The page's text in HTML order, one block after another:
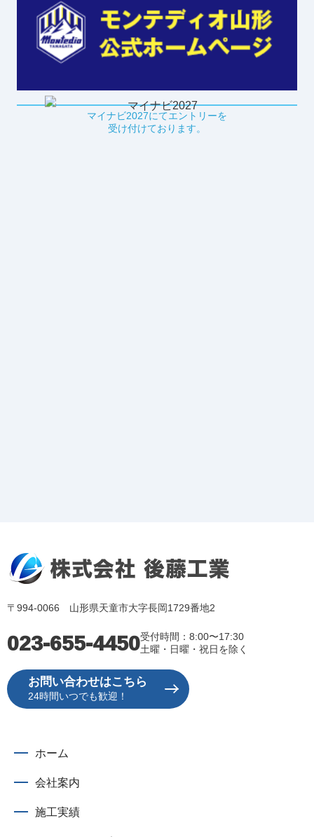
マイナビ2027にてエントリーを
受け付けております。
〒994-0066 山形県天童市大字長岡1729番地2
023-655-4450受付時間：8:00〜17:30
土曜・日曜・祝日を除く
お問い合わせはこちら
24時間いつでも歓迎！
ホーム
会社案内
施工実績